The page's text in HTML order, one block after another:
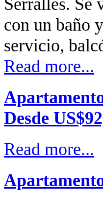
con un baño
servicio,
Read more...
Desde
Read more...